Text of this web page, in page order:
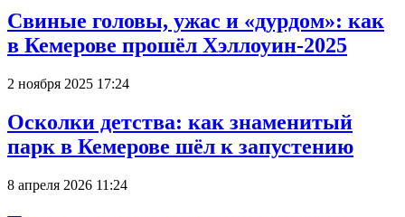
Свиные головы, ужас и «дурдом»: как
в Кемерове прошёл Хэллоуин-2025
2 ноября 2025 17:24
Осколки детства: как знаменитый
парк в Кемерове шёл к запустению
8 апреля 2026 11:24